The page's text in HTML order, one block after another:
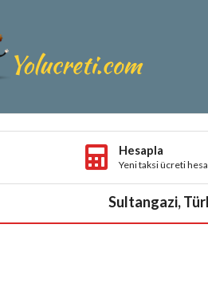
Hesapla
Yeni taksi ücreti
Sultangazi,